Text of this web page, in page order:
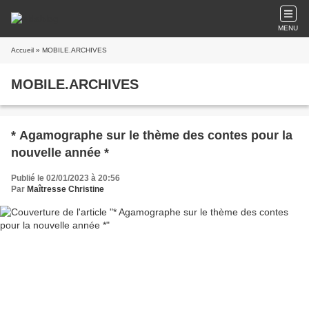
MENU
Accueil » MOBILE.ARCHIVES
MOBILE.ARCHIVES
* Agamographe sur le thème des contes pour la
nouvelle année *
Publié le 02/01/2023 à 20:56
Par Maîtresse Christine